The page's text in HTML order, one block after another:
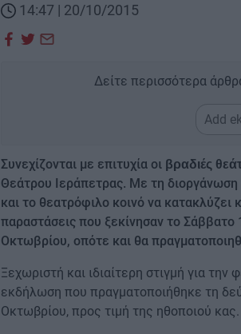
14:47 | 20/10/2015
Δείτε περισσότερα
Add
Συνεχίζονται με επιτυχία οι βραδιές
Θεάτρου Ιεράπετρας. Με τη διοργάνωση
και το θεατρόφιλο κοινό να
παραστάσεις που ξεκίνησαν το Σάββατο
Οκτωβρίου, οπότε και θα
Ξεχωριστή και ιδιαίτερη στιγμή για
εκδήλωση που πραγματοποιήθηκε τη
Οκτωβρίου, προς τιμή της ηθοποιού